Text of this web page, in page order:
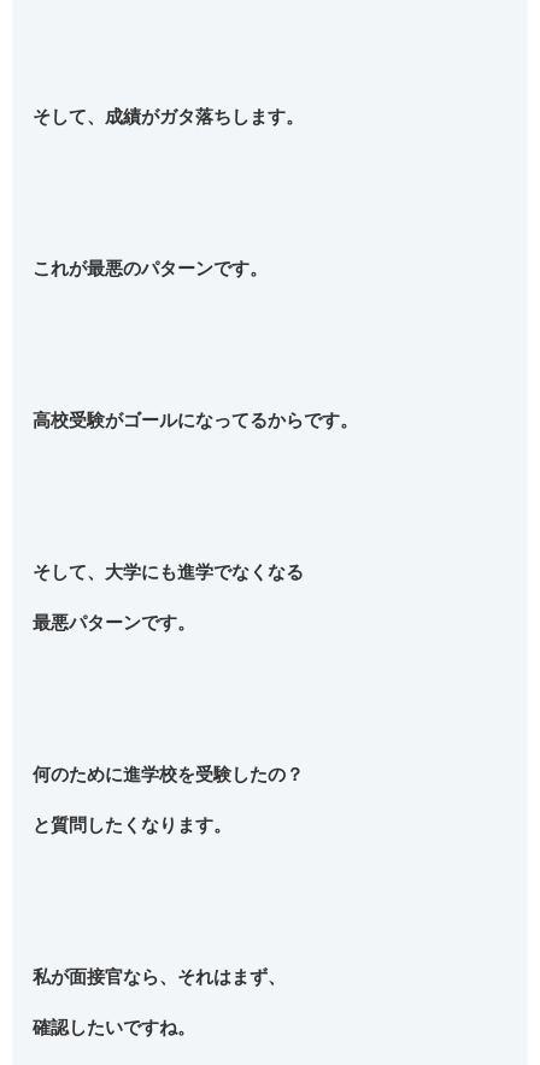
そして、成績がガタ落ちします。
これが最悪のパターンです。
高校受験がゴールになってるからです。
そして、大学にも進学でなくなる
最悪パターンです。
何のために進学校を受験したの？
と質問したくなります。
私が面接官なら、それはまず、
確認したいですね。